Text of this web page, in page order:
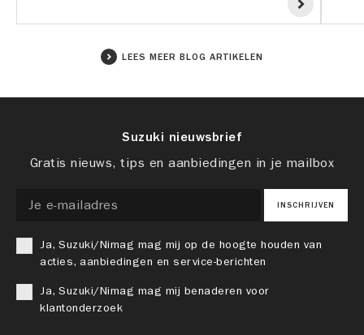
LEES MEER BLOG ARTIKELEN
Suzuki nieuwsbrief
Gratis nieuws, tips en aanbiedingen in je mailbox
INSCHRIJVEN
Ja, Suzuki/Nimag mag mij op de hoogte houden van
acties, aanbiedingen en service-berichten
Ja, Suzuki/Nimag mag mij benaderen voor
klantonderzoek